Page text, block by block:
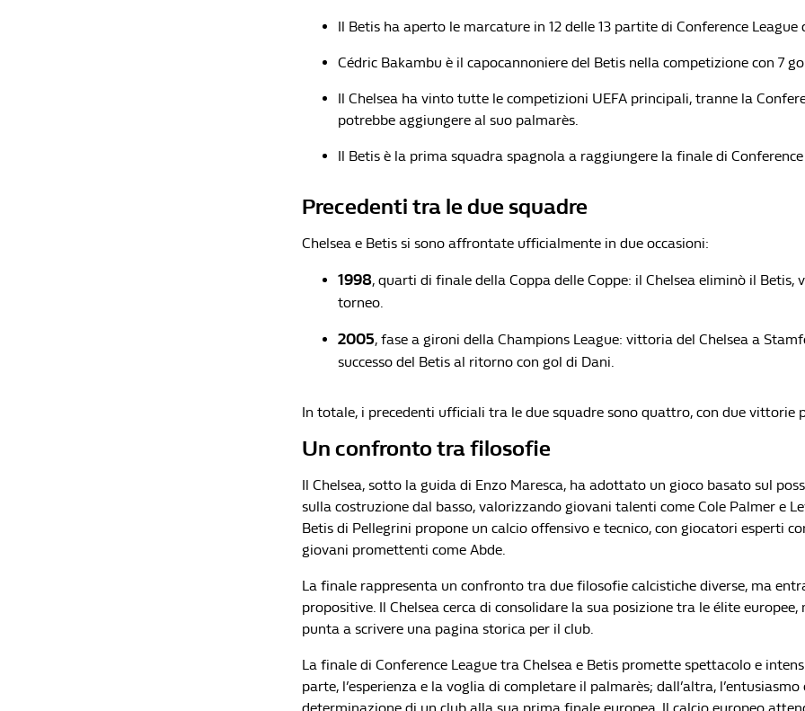
Il Betis ha aperto le marcature in 12 delle 13 partite di Conference League
Cédric Bakambu è il capocannoniere del Betis nella competizione con 7
Il Chelsea ha vinto tutte le competizioni UEFA principali, tranne la
potrebbe aggiungere al suo palmarès.
Il Betis è la prima squadra spagnola a raggiungere la finale di Conference
Precedenti tra le due squadre
Chelsea e Betis si sono affrontate ufficialmente in due occasioni:
1998, quarti di finale della Coppa delle Coppe: il Chelsea eliminò il Betis,
torneo.
2005, fase a gironi della Champions League: vittoria del Chelsea a
successo del Betis al ritorno con gol di Dani.
In totale, i precedenti ufficiali tra le due squadre sono quattro, con due vittorie
Un confronto tra filosofie
Il Chelsea, sotto la guida di Enzo Maresca, ha adottato un gioco basato sul
sulla costruzione dal basso, valorizzando giovani talenti come Cole Palmer e
Betis di Pellegrini propone un calcio offensivo e tecnico, con giocatori esperti
giovani promettenti come Abde.
La finale rappresenta un confronto tra due filosofie calcistiche diverse, ma
propositive. Il Chelsea cerca di consolidare la sua posizione tra le élite europee,
punta a scrivere una pagina storica per il club.
La finale di Conference League tra Chelsea e Betis promette spettacolo e
parte, l’esperienza e la voglia di completare il palmarès; dall’altra, l’entusiasmo